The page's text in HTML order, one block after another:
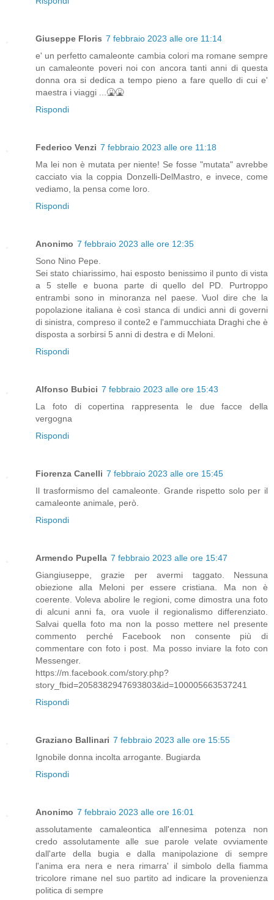
Giuseppe Floris 7 febbraio 2023 alle ore 11:14
e' un perfetto camaleonte cambia colori ma romane sempre
un camaleonte poveri noi con ancora tanti anni di questa
donna ora si dedica a tempo pieno a fare quello di cui e'
maestra i viaggi ...🤮🤮
Rispondi
Federico Venzi 7 febbraio 2023 alle ore 11:18
Ma lei non è mutata per niente! Se fosse "mutata" avrebbe
cacciato via la coppia Donzelli-DelMastro, e invece, come
vediamo, la pensa come loro.
Rispondi
Anonimo 7 febbraio 2023 alle ore 12:35
Sono Nino Pepe.
Sei stato chiarissimo, hai esposto benissimo il punto di vista
a 5 stelle e buona parte di quello del PD. Purtroppo
entrambi sono in minoranza nel paese. Vuol dire che la
popolazione italiana è così stanca di undici anni di governi
di sinistra, compreso il conte2 e l'ammucchiata Draghi che è
disposta a sorbirsi 5 anni di destra e di Meloni.
Rispondi
Alfonso Bubici 7 febbraio 2023 alle ore 15:43
La foto di copertina rappresenta le due facce della
vergogna
Rispondi
Fiorenza Canelli 7 febbraio 2023 alle ore 15:45
Il trasformismo del camaleonte. Grande rispetto solo per il
camaleonte animale, però.
Rispondi
Armendo Pupella 7 febbraio 2023 alle ore 15:47
Giangiuseppe, grazie per avermi taggato. Nessuna
obiezione alla Meloni per essere cristiana. Ma non è
coerente. Voleva abolire le regioni, come dimostra una foto
di alcuni anni fa, ora vuole il regionalismo differenziato.
Salvai quella foto ma non la posso mettere nel presente
commento perché Facebook non consente più di
commentare con foto i post. Ma posso inviare la foto con
Messenger.
https://m.facebook.com/story.php?
story_fbid=2058382947693803&id=100005663537241
Rispondi
Graziano Ballinari 7 febbraio 2023 alle ore 15:55
Ignobile donna incolta arrogante. Bugiarda
Rispondi
Anonimo 7 febbraio 2023 alle ore 16:01
assolutamente camaleontica all'ennesima potenza non
credo assolutamente alle sue parole velate ovviamente
dall'arte della bugia e dalla manipolazione di sempre
l'anima era nera e nera rimarra' il simbolo della fiamma
tricolore rimane nel suo partito ad indicare la provenienza
politica di sempre